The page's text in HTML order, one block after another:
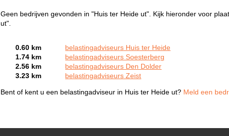
Geen bedrijven gevonden in "Huis ter Heide ut". Kijk hieronder voor
ut".
0.60 km
belastingadviseurs Huis ter Heide
1.74 km
belastingadviseurs Soesterberg
2.56 km
belastingadviseurs Den Dolder
3.23 km
belastingadviseurs Zeist
Bent of kent u een belastingadviseur in Huis ter Heide ut? Meld een